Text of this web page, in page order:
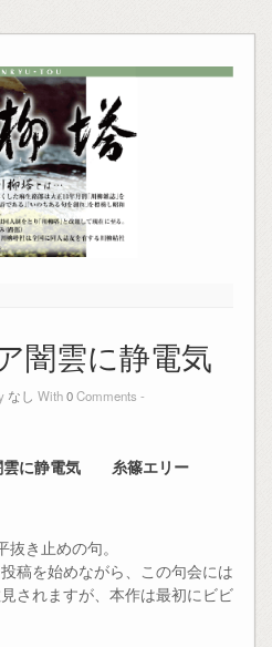
闇雲に静電気
なし With0Comments -
雲に静電気 糸篠エリー
き止めの句。
稿を始めながら、この句会には
されますが、本作は最初にビビ